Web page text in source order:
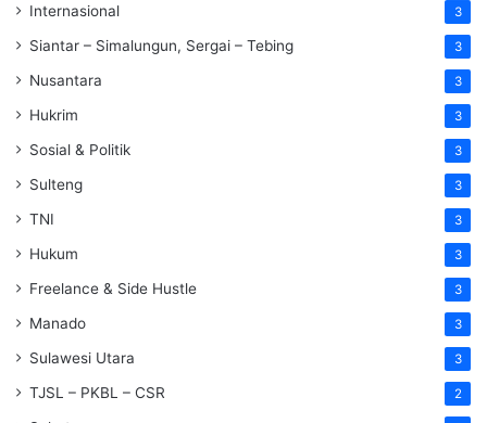
Internasional 3
Siantar – Simalungun, Sergai – Tebing 3
Nusantara 3
Hukrim 3
Sosial & Politik 3
Sulteng 3
TNI 3
Hukum 3
Freelance & Side Hustle 3
Manado 3
Sulawesi Utara 3
TJSL – PKBL – CSR 2